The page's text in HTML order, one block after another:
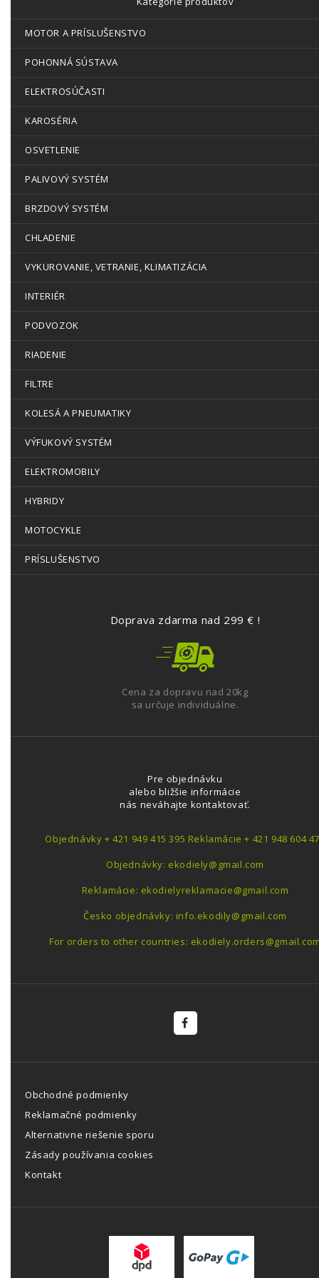
MOTOR A PRÍSLUŠENSTVO
POHONNÁ SÚSTAVA
ELEKTROSÚČASTI
KAROSÉRIA
OSVETLENIE
PALIVOVÝ SYSTÉM
BRZDOVÝ SYSTÉM
CHLADENIE
VYKUROVANIE, VETRANIE, KLIMATIZÁCIA
INTERIÉR
PODVOZOK
RIADENIE
FILTRE
KOLESÁ A PNEUMATIKY
VÝFUKOVÝ SYSTÉM
ELEKTROMOBILY
HYBRIDY
MOTOCYKLE
PRÍSLUŠENSTVO
Doprava zdarma nad 299 € !
Cena za dopravu nad 20kg
sa určuje individuálne.
Pre objednávku
alebo bližšie informácie
nás neváhajte kontaktovať.
Objednávky + 421 949 415 395 Reklamácie + 421 948 604
Objednávky: ekodiely@gmail.com
Reklamácie: ekodielyreklamacie@gmail.com
Česko objednávky: info.ekodily@gmail.com
For orders to other countries:
Obchodné podmienky
Reklamačné podmienky
Alternativne riešenie sporu
Zásady používania cookies
Kontakt